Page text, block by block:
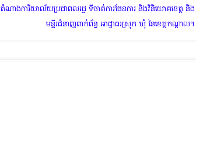
តំណាងការិយាល័យប្រជាពលរដ្ឋ ទីចាត់ការផែនការ និងវិនិយោគខេត្ត និង
មន្ទីរជំនាញពាក់ព័ន្ធ អាជ្ញាធរស្រុក ឃុំ នៃខេត្តកណ្តាល។
* អង្គភាពសារព័ត៌មាន"ជីវិតកូនខ្មែរ" ជាអង្គភាពម